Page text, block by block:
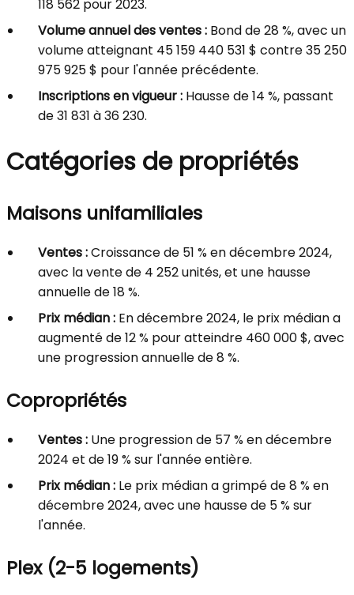
118 562 pour 2023.
Volume annuel des ventes : Bond de 28 %, avec un
volume atteignant 45 159 440 531 $ contre 35 250
975 925 $ pour l'année précédente.
Inscriptions en vigueur : Hausse de 14 %, passant
de 31 831 à 36 230.
Catégories de propriétés
Maisons unifamiliales
Ventes :Croissance de 51 % en décembre 2024,
avec la vente de 4 252 unités, et une hausse
annuelle de 18 %.
Prix médian : En décembre 2024, le prix médian a
augmenté de 12 % pour atteindre 460 000 $, avec
une progression annuelle de 8 %.
Copropriétés
Ventes : Une progression de 57 % en décembre
2024 et de 19 % sur l'année entière.
Prix médian : Le prix médian a grimpé de 8 % en
décembre 2024, avec une hausse de 5 % sur
l'année.
Plex (2-5 logements)